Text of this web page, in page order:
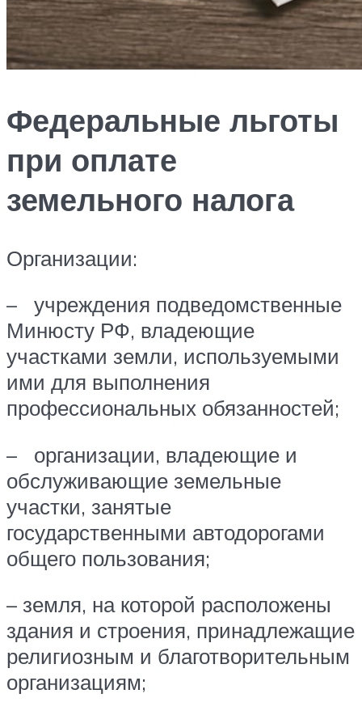
Федеральные льготы
при оплате
земельного налога
Организации:
– учреждения подведомственные
Минюсту РФ, владеющие
участками земли, используемыми
ими для выполнения
профессиональных обязанностей;
– организации, владеющие и
обслуживающие земельные
участки, занятые
государственными автодорогами
общего пользования;
– земля, на которой расположены
здания и строения, принадлежащие
религиозным и благотворительным
организациям;